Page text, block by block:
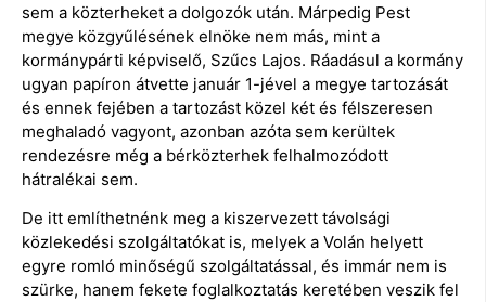
sem a közterheket a dolgozók után. Márpedig Pest
megye közgyűlésének elnöke nem más, mint a
kormánypárti képviselő, Szűcs Lajos. Ráadásul a kormány
ugyan papíron átvette január 1-jével a megye tartozását
és ennek fejében a tartozást közel két és félszeresen
meghaladó vagyont, azonban azóta sem kerültek
rendezésre még a bérközterhek felhalmozódott
hátralékai sem.
De itt említhetnénk meg a kiszervezett távolsági
közlekedési szolgáltatókat is, melyek a Volán helyett
egyre romló minőségű szolgáltatással, és immár nem is
szürke, hanem fekete foglalkoztatás keretében veszik fel